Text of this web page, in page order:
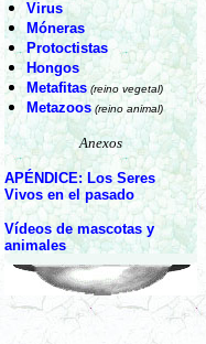
Virus
Móneras
Protoctistas
Hongos
Metafitas (reino vegetal)
Metazoos (reino animal)
Anexos
APÉNDICE: Los Seres
Vivos en el pasado
Vídeos de mascotas y
animales